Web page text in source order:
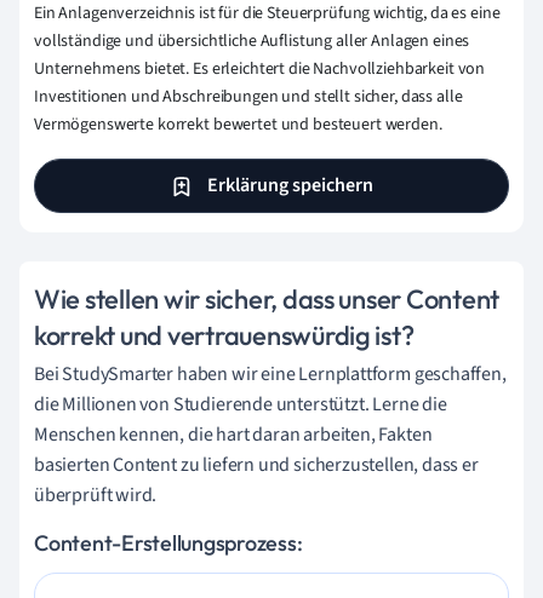
Ein Anlagenverzeichnis ist für die Steuerprüfung wichtig, da es eine
vollständige und übersichtliche Auflistung aller Anlagen eines
Unternehmens bietet. Es erleichtert die Nachvollziehbarkeit von
Investitionen und Abschreibungen und stellt sicher, dass alle
Vermögenswerte korrekt bewertet und besteuert werden.
Erklärung speichern
Wie stellen wir sicher, dass unser Content
korrekt und vertrauenswürdig ist?
Bei StudySmarter haben wir eine Lernplattform geschaffen,
die Millionen von Studierende unterstützt. Lerne die
Menschen kennen, die hart daran arbeiten, Fakten
basierten Content zu liefern und sicherzustellen, dass er
überprüft wird.
Content-Erstellungsprozess: